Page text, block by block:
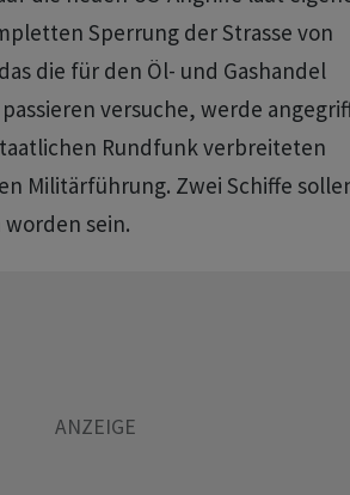
Sperrung der Strasse von
die für den Öl- und Gashandel
versuche, werde
Rundfunk verbreiteten
Militärführung. Zwei Schiffe
sein.